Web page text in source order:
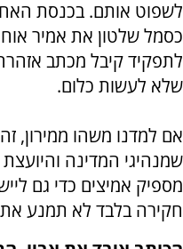
כסמל שלטון את אמיר
לתפקיד קיבל מכתב
שלא לעשות כלום.
אם למדנו משהו ממירון,
שמנהיגי המדינה
מספיק אמיצים כדי גם
חקירה בלבד לא תמנע